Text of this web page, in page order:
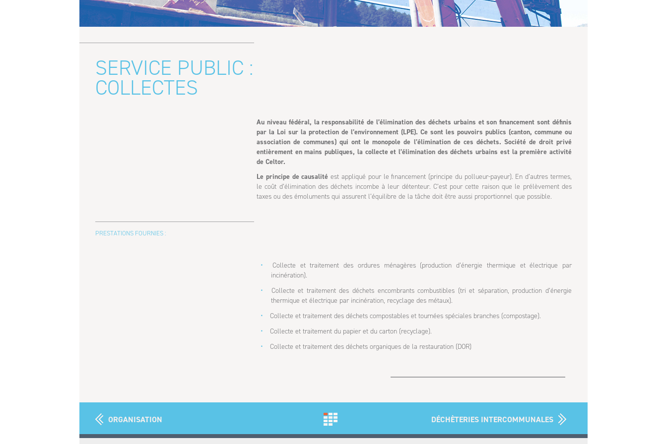
SERVICE PUBLIC :
COLLECTES
Au niveau fédéral, la responsabilité de l’élimination des déchets urbains et son financement sont définis
par la Loi sur la protection de l’environnement (LPE). Ce sont les pouvoirs publics (canton, commune ou
association de communes) qui ont le monopole de l’élimination de ces déchets. Société de droit privé
entièrement en mains publiques, la collecte et l’élimination des déchets urbains est la première activité
de Celtor.
Le principe de causalité est appliqué pour le financement (principe du pollueur-payeur). En d’autres termes,
le coût d’élimination des déchets incombe à leur détenteur. C’est pour cette raison que le prélèvement des
taxes ou des émoluments qui assurent l’équilibre de la tâche doit être aussi proportionnel que possible.
PRESTATIONS FOURNIES :
Collecte et traitement des ordures ménagères (production d’énergie thermique et électrique par
incinération).
Collecte et traitement des déchets encombrants combustibles (tri et séparation, production d’énergie
thermique et électrique par incinération, recyclage des métaux).
Collecte et traitement des déchets compostables et tournées spéciales branches (compostage).
Collecte et traitement du papier et du carton (recyclage).
Collecte et traitement des déchets organiques de la restauration (DOR)
ORGANISATION DÉCHÈTERIES INTERCOMMUNALES